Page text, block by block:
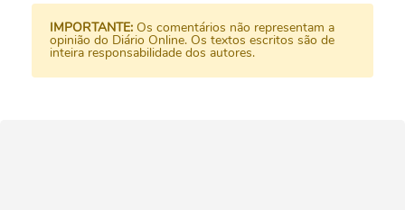
IMPORTANTE: Os comentários não representam a
opinião do Diário Online. Os textos escritos são de
inteira responsabilidade dos autores.